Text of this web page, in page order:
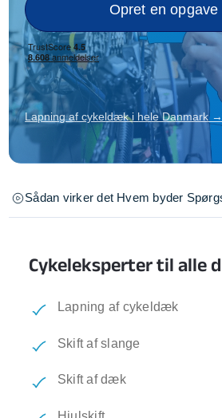
Opret en opgave
Lapning af cykeldæk i hele Danmark →
Sådan virker det Hvem byder
Cykeleksperter til alle
Lapning af cykeldæk
Skift af slange
Skift af dæk